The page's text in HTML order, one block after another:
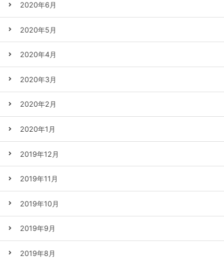
2020年6月
2020年5月
2020年4月
2020年3月
2020年2月
2020年1月
2019年12月
2019年11月
2019年10月
2019年9月
2019年8月